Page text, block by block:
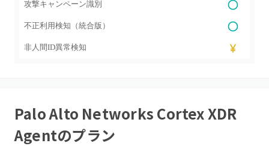
攻撃キャンペーン識別
不正利用検知（統合版）
非人間ID異常検知
Palo Alto Networks Cortex XDR
Agentのプラン